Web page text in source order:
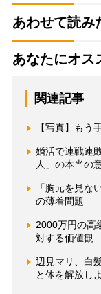
あわせて読み
あなたにオス
関連記事
【写真】も
婚活で連戦連
人」の本当の
「胸元を見
の薄着問題
2000万円の高
対する価値観
辺見マリ、白
と体を解放し